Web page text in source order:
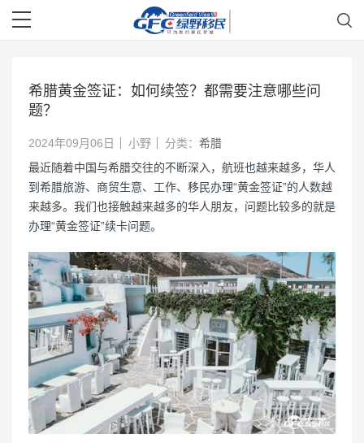
希腊黄金签证：如何续签？都需要注意哪些问
题？
2024年09月06日 小野 分类： 希腊
最近随着中国与希腊交往的不断深入，航班也越来越多，华人
到希腊旅游、商贸生意、工作、移民办理“黄金签证”的人数越
来越多。我们也接触越来越多的华人朋友，问题比较多的就是
办理“黄金签证”续卡问题。